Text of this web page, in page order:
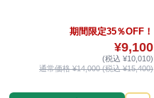
期間限定35％OFF！
¥9,100
(税込 ¥10,010)
通常価格 ¥14,000 (税込 ¥15,400)